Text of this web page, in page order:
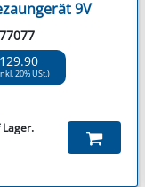
9V
20% USt.)
Lager.